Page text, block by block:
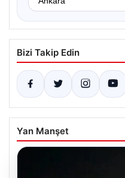
Bizi Takip Edin
Yan Manşet